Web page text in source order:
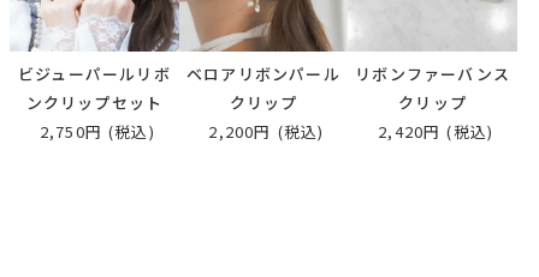
ビジューパールリボ
ンクリップセット
2,750円 (税込)
ベロアリボンパール
クリップ
2,200円 (税込)
リボンファーバンス
クリップ
2,420円 (税込)